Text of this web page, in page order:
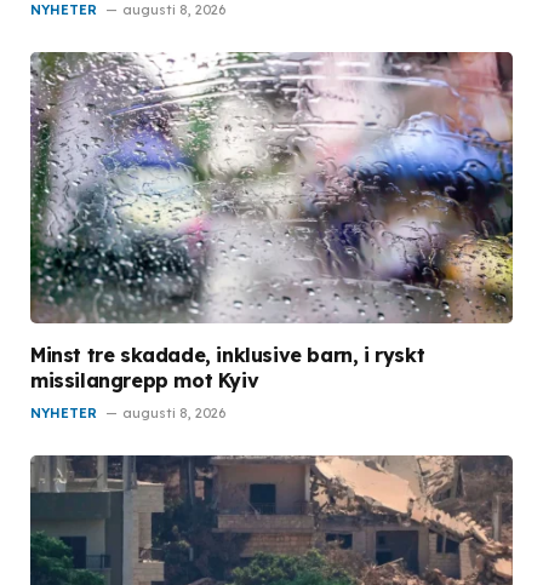
NYHETER augusti 8, 2026
Minst tre skadade, inklusive barn, i ryskt
missilangrepp mot Kyiv
NYHETER augusti 8, 2026